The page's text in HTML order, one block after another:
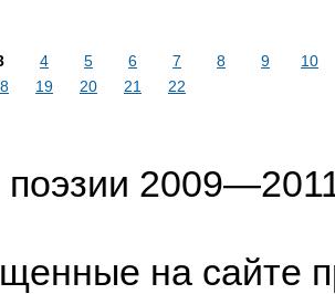
4 5 6 7 8 9
10
19 20 21 22
на сайте